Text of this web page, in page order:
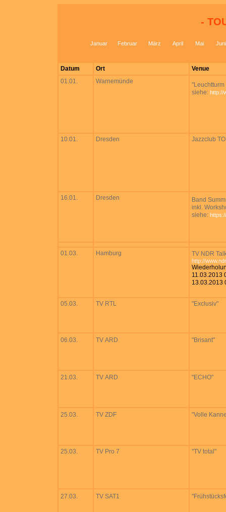
-
Januar Februar März April Mai Juni
Datum Ort
Venue
01.01.
Warnemünde
siehe: http://
10.01. Dresden Jazzclub
16.01. Dresden
Band
inkl.
siehe:
01.03. Hamburg TV NDR
http://
11.03.2013
13.03.2013
05.03. TV RTL "Exclusiv"
06.03. TV ARD "Brisant"
21.03. TV ARD "ECHO"
25.03. TV ZDF "Volle
25.03. TV Pro 7 "TV total"
27.03. TV SAT1